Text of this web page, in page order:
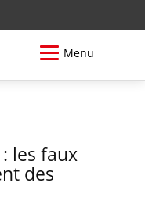
Menu
les faux
des